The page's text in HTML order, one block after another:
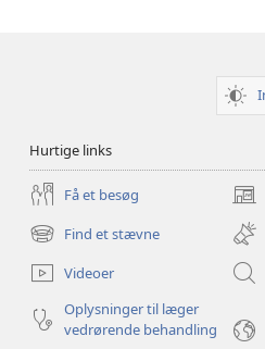
Hurtige links
Få et besøg
nyt
Find et stævne
(åbner
nyt
vindue)
Videoer
Oplysninger til læger
vedrørende behandling